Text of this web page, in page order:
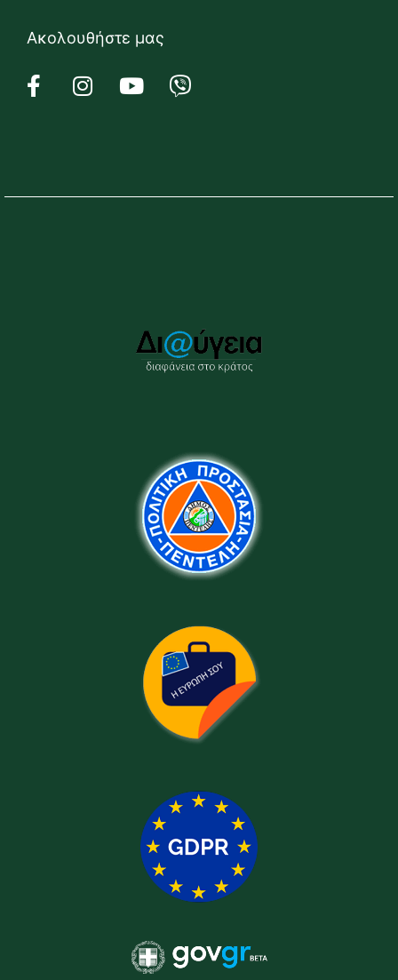
Ακολουθήστε μας